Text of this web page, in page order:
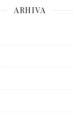
ARHIVA